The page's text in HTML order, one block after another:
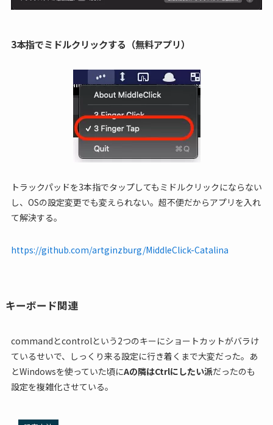
3本指でミドルクリックする（無料アプリ）
トラックパッドを3本指でタップしてもミドルクリックにならない
し、OSの設定変更でも変えられない。超不便だからアプリを入れ
て解決する。
https://github.com/artginzburg/MiddleClick-Catalina
キーボード関連
commandとcontrolという2つのキーにショートカットがバラけ
ているせいで、しっくり来る設定に行き着くまで大変だった。あ
とWindowsを使っていた頃にAの隣はCtrlにしたい派だったのも
設定を複雑化させている。